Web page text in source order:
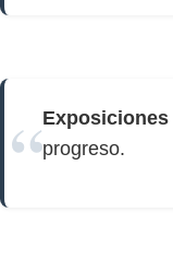
Exposiciones
progreso.